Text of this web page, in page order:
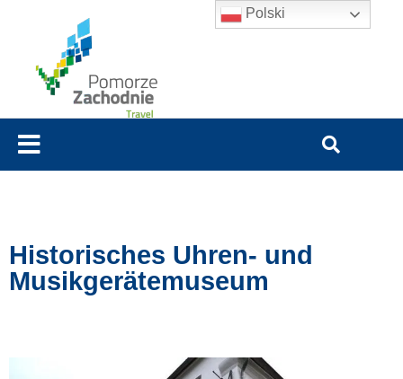
Historisches Uhren- und
Musikgerätemuseum
Polski